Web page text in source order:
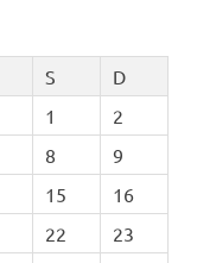
S
D
1
2
8
9
15
16
22
23